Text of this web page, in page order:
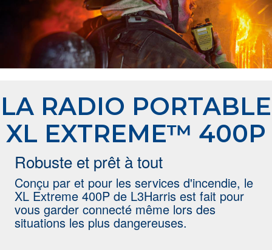
LA RADIO PORTABLE
XL EXTREME™ 400P
Robuste et prêt à tout
Conçu par et pour les services d'incendie, le
XL Extreme 400P de L3Harris est fait pour
vous garder connecté même lors des
situations les plus dangereuses.